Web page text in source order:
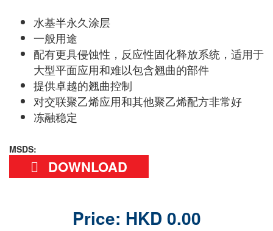
水基半永久涂层
一般用途
配有更具侵蚀性，反应性固化释放系统，适用于
大型平面应用和难以包含翘曲的部件
提供卓越的翘曲控制
对交联聚乙烯应用和其他聚乙烯配方非常好
冻融稳定
MSDS:
DOWNLOAD
Price: HKD 0.00